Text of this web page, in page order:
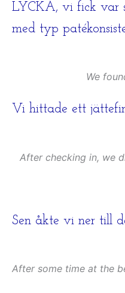
LYCKA, vi fick var
med typ
We
Vi hittade ett
After checking in, we
Sen åkte vi ner till
After some time at the